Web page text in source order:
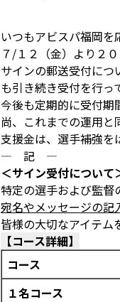
いつもアビスパ福岡を
７/１２（金）より２
サインの郵送受付に
も引き続き受付を行っ
今後も定期的に受付期
尚、これまでの運用
支援金は、選手補強を
― 記 ―
＜サイン受付について
特定の選手および監
宛名やメッセージの記
皆様の大切なアイテム
【コース詳細】
コース
１名コース